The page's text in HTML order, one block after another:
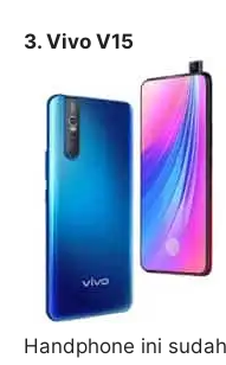
3. Vivo V15
Handphone ini